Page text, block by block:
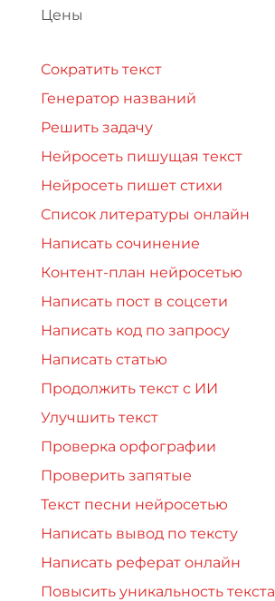
Цены
Сократить текст
Генератор названий
Решить задачу
Нейросеть пишущая текст
Нейросеть пишет стихи
Список литературы онлайн
Написать сочинение
Контент-план нейросетью
Написать пост в соцсети
Написать код по запросу
Написать статью
Продолжить текст с ИИ
Улучшить текст
Проверка орфографии
Проверить запятые
Текст песни нейросетью
Написать вывод по тексту
Написать реферат онлайн
Повысить уникальность текста